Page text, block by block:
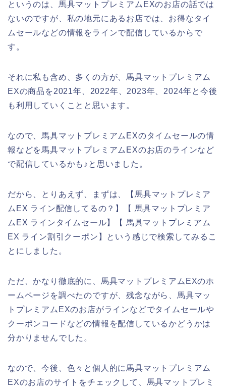
というのは、馬具マットプレミアムEXのお店の話では
ないのですが、私の地元にあるお店では、お得なタイ
ムセールなどの情報をラインで配信しているからで
す。
それに私も含め、多くの方が、馬具マットプレミアム
EXの商品を2021年、2022年、2023年、2024年と今後
も利用していくことと思います。
なので、馬具マットプレミアムEXのタイムセールの情
報などを馬具マットプレミアムEXのお店のラインなど
で配信しているかも♪と思いました。
だから、とりあえず、まずは、【馬具マットプレミア
ムEX ライン配信してるの？】【 馬具マットプレミア
ムEX ラインタイムセール】【 馬具マットプレミアム
EX ライン割引クーポン】という感じで検索してみるこ
とにしました。
ただ、かなり徹底的に、馬具マットプレミアムEXのホ
ームページを調べたのですが、残念ながら、馬具マッ
トプレミアムEXのお店がラインなどでタイムセールや
クーポンコードなどの情報を配信しているかどうかは
分かりませんでした。
なので、今後、色々と個人的に馬具マットプレミアム
EXのお店のサイトをチェックして、馬具マットプレミ